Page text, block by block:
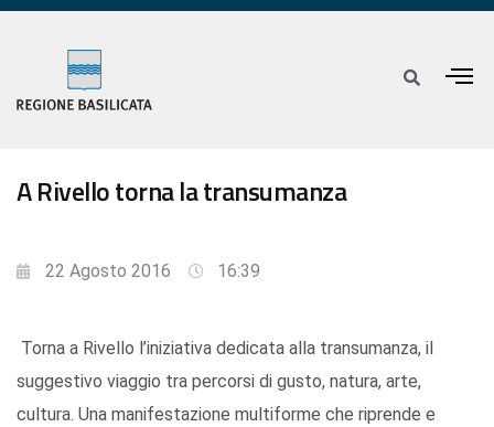
A Rivello torna la transumanza
22 Agosto 2016 16:39
Torna a Rivello l’iniziativa dedicata alla transumanza, il
suggestivo viaggio tra percorsi di gusto, natura, arte,
cultura. Una manifestazione multiforme che riprende e